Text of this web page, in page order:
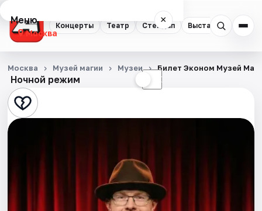
Концерты Театр Стендап Выставки
Меню ×
Москва
Концерты
Театр
Стендап
Ночной режим ☾
Москва Музей магии Музеи Билет Эконом Музей